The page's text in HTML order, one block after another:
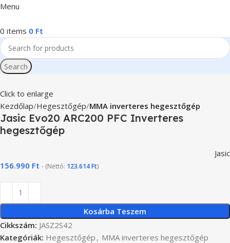
Menu
0 items 0 Ft
Search
Click to enlarge
Kezdőlap Hegesztőgép MMA inverteres hegesztőgép
Jasic Evo20 ARC200 PFC Inverteres
hegesztőgép
Jasic
156.990 Ft - (Nettó: 123.614Ft)
Kosárba Teszem
Cikkszám: JASZ2S42
Kategóriák: Hegesztőgép , MMA inverteres hegesztőgép